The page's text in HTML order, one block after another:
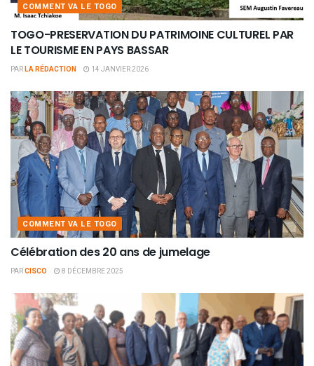
COMMENT VA LE TOGO
TOGO-PRESERVATION DU PATRIMOINE CULTUREL PAR
LE TOURISME EN PAYS BASSAR
PARLA RÉDACTION 14 JANVIER 2026
COMMENT VA LE TOGO
Célébration des 20 ans de jumelage
PARCISCO 8 DÉCEMBRE 2025